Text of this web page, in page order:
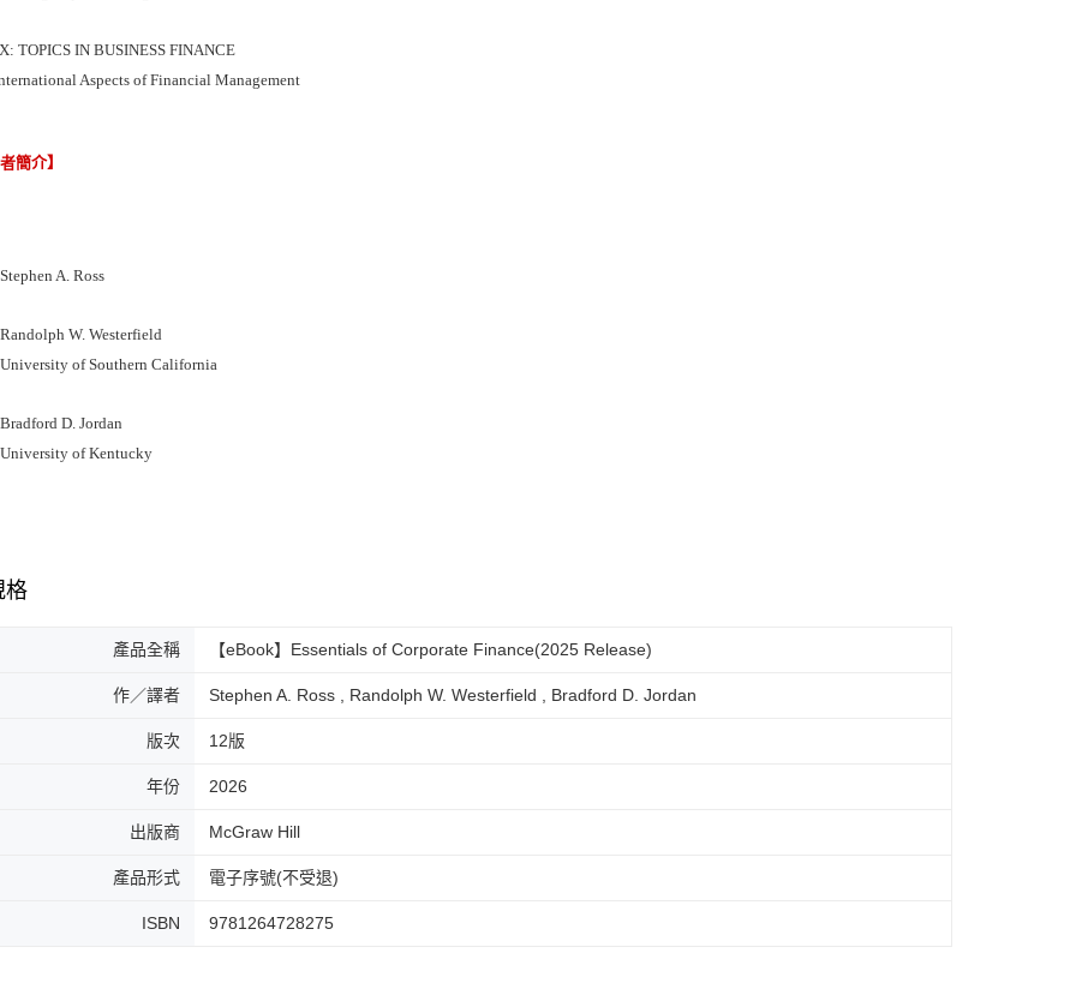
TOPICS IN BUSINESS FINANCE
Aspects of Financial Management
簡介】
A. Ross
W. Westerfield
of Southern California
D. Jordan
of Kentucky
格
產品全稱 【eBook】Essentials of Corporate Finance(2025 Release)
作／譯者 Stephen A. Ross , Randolph W. Westerfield , Bradford D. Jordan
版次 12版
年份 2026
出版商 McGraw Hill
產品形式 電子序號(不受退)
ISBN 9781264728275